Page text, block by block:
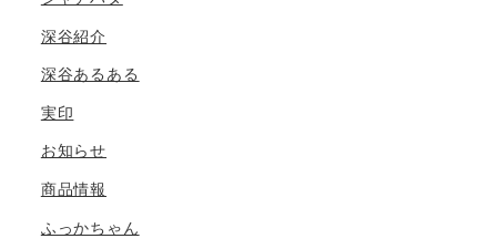
深谷紹介
深谷あるある
実印
お知らせ
商品情報
ふっかちゃん